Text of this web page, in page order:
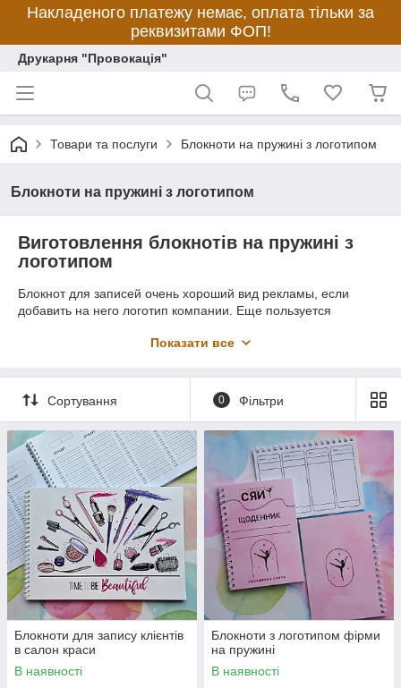
Накладеного платежу немає, оплата тільки за
реквизитами ФОП!
Друкарня "Провокація"
Товари та послуги Блокноти на пружині з логотипом
Блокноти на пружині з логотипом
Виготовлення блокнотів на пружині з
логотипом
Блокнот для записей очень хороший вид рекламы, если
добавить на него логотип компании. Еще пользуется
нанесенный на сувенирную продукцию логотип, напомнит о
будет пользоваться. Изготовление фирменных блокнотов на
заказ в типографии занимает от 3 х до 14 рабочих дней, в
зависимости от тиража, параметров заказа. Самые
популярные блокноты А6, А5 и А4 формата, внутри листы
могут быть с печатью и без печати. Количество листов в
блокноте от 30 до 100. Чаще всего большие тиражи от 500шт
изготавливаются офсетным способом, после печати, порезки
и подборки в блок блокнот сшивается на металлическую
пружину. Цвет спирали для блокнота часто белый, для
удешевления, другие цвета могут быть использованы по
запросу клиента. Цена блокнотов зависит от цветности и
количества листов, покрытия, цвета и длины пружины.
Фотографии готовых работ в разделе -Фотогалерея
Показати все
Сортування 0 Фільтри
Блокноти для запису клієнтів
в салон краси
В наявності
Блокноти з логотипом фірми
на пружині
В наявності